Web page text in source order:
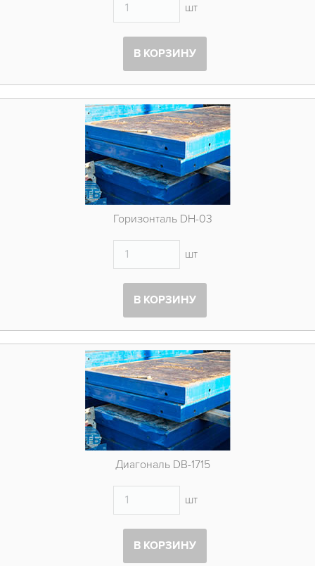
шт
В КОРЗИНУ
Горизонталь DH-03
шт
В КОРЗИНУ
Диагональ DB-1715
шт
В КОРЗИНУ